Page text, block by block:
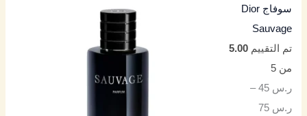
سوفاج Dior
Sauvage
تم التقييم5.00
من 5
ر.س 45
–
ر.س 75